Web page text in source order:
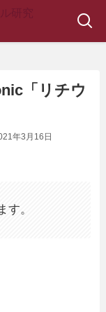
「リチウ
年3月16日
す。